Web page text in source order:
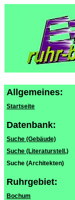
Allgemeines:
Startseite
Datenbank:
Suche (Gebäude)
Suche (Literaturstell.)
Suche (Architekten)
Ruhrgebiet:
Bochum